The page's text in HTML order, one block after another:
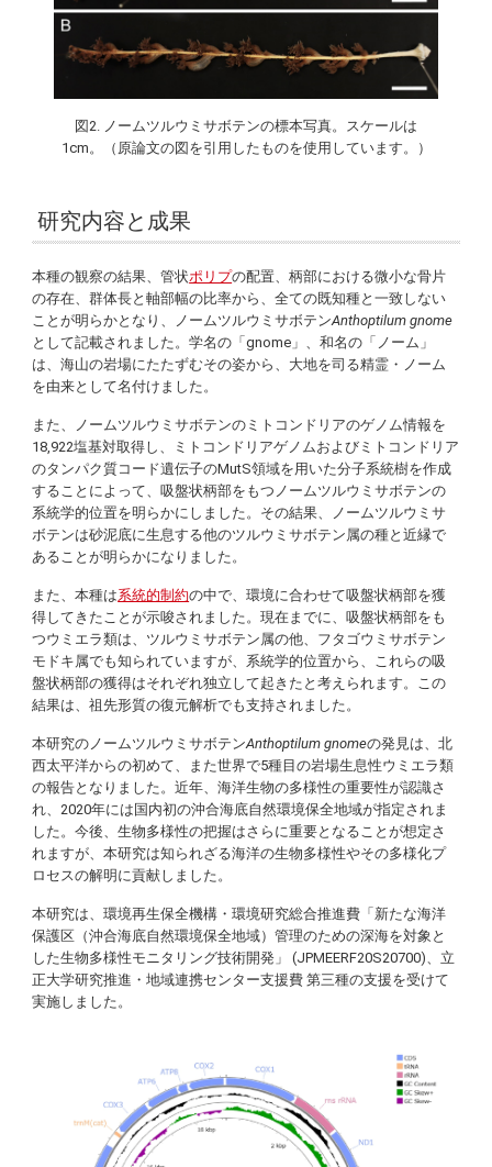
図2. ノームツルウミサボテンの標本写真。スケールは
1cm。（原論⽂の図を引⽤したものを使⽤しています。）
研究内容と成果
本種の観察の結果、管状ポリプの配置、柄部における微小な骨片
の存在、群体長と軸部幅の比率から、全ての既知種と一致しない
ことが明らかとなり、ノームツルウミサボテンAnthoptilum gnome
として記載されました。学名の「gnome」、和名の「ノーム」
は、海山の岩場にたたずむその姿から、大地を司る精霊・ノーム
を由来として名付けました。
また、ノームツルウミサボテンのミトコンドリアのゲノム情報を
18,922塩基対取得し、ミトコンドリアゲノムおよびミトコンドリア
のタンパク質コード遺伝子のMutS領域を用いた分子系統樹を作成
することによって、吸盤状柄部をもつノームツルウミサボテンの
系統学的位置を明らかにしました。その結果、ノームツルウミサ
ボテンは砂泥底に生息する他のツルウミサボテン属の種と近縁で
あることが明らかになりました。
また、本種は系統的制約の中で、環境に合わせて吸盤状柄部を獲
得してきたことが示唆されました。現在までに、吸盤状柄部をも
つウミエラ類は、ツルウミサボテン属の他、フタゴウミサボテン
モドキ属でも知られていますが、系統学的位置から、これらの吸
盤状柄部の獲得はそれぞれ独立して起きたと考えられます。この
結果は、祖先形質の復元解析でも支持されました。
本研究のノームツルウミサボテンAnthoptilum gnomeの発見は、北
西太平洋からの初めて、また世界で5種目の岩場生息性ウミエラ類
の報告となりました。近年、海洋生物の多様性の重要性が認識さ
れ、2020年には国内初の沖合海底自然環境保全地域が指定されま
した。今後、生物多様性の把握はさらに重要となることが想定さ
れますが、本研究は知られざる海洋の生物多様性やその多様化プ
ロセスの解明に貢献しました。
本研究は、環境再生保全機構・環境研究総合推進費「新たな海洋
保護区（沖合海底自然環境保全地域）管理のための深海を対象と
した生物多様性モニタリング技術開発」 (JPMEERF20S20700)、立
正大学研究推進・地域連携センター支援費 第三種の支援を受けて
実施しました。